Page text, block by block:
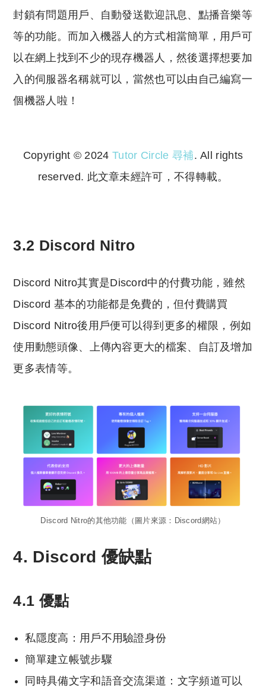
封鎖有問題用戶、自動發送歡迎訊息、點播音樂等
等的功能。而加入機器人的方式相當簡單，用戶可
以在網上找到不少的現存機器人，然後選擇想要加
入的伺服器名稱就可以，當然也可以由自己編寫一
個機器人啦！
Copyright © 2024 Tutor Circle 尋補. All rights
reserved. 此文章未經許可，不得轉載。
3.2 Discord Nitro
Discord Nitro其實是Discord中的付費功能，雖然
Discord 基本的功能都是免費的，但付費購買
Discord Nitro後用戶便可以得到更多的權限，例如
使用動態頭像、上傳內容更大的檔案、自訂及增加
更多表情等。
Discord Nitro的其他功能（圖片來源：Discord網站）
4. Discord 優缺點
4.1 優點
私隱度高：用戶不用驗證身份
簡單建立帳號步驟
同時具備文字和語音交流渠道：文字頻道可以